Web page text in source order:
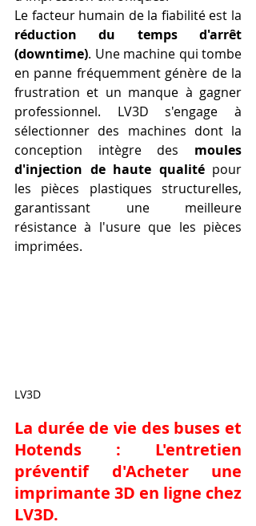
réduction du temps d'arrêt
(downtime). Une machine qui tombe
en panne fréquemment génère de la
frustration et un manque à gagner
professionnel. LV3D s'engage à
sélectionner des machines dont la
conception intègre des moules
d'injection de haute qualité pour
les pièces plastiques structurelles,
garantissant une meilleure
résistance à l'usure que les pièces
imprimées.
LV3D
La durée de vie des buses et
Hotends : L'entretien
préventif d'Acheter une
imprimante 3D en ligne chez
LV3D.